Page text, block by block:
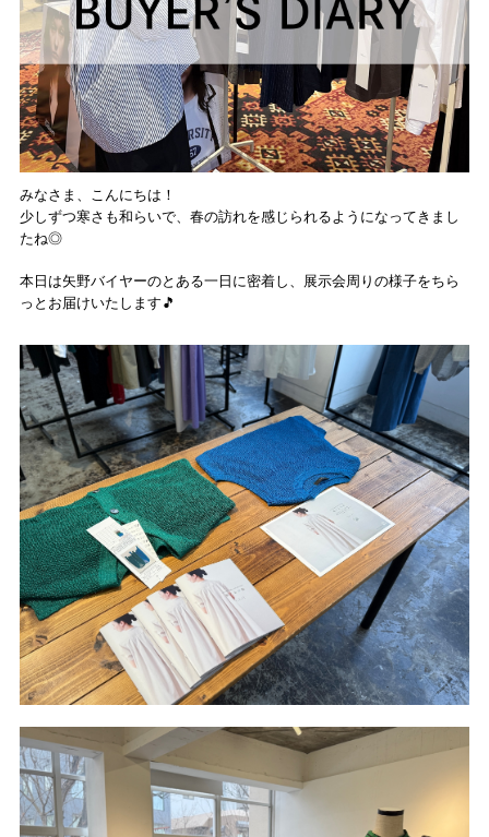
みなさま、こんにちは！
少しずつ寒さも和らいで、春の訪れを感じられるようになってきまし
たね◎
本日は矢野バイヤーのとある一日に密着し、展示会周りの様子をちら
っとお届けいたします🎵